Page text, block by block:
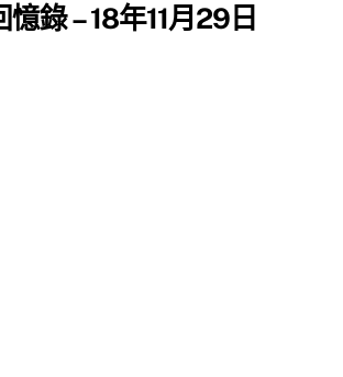
錄 – 18年11月29日